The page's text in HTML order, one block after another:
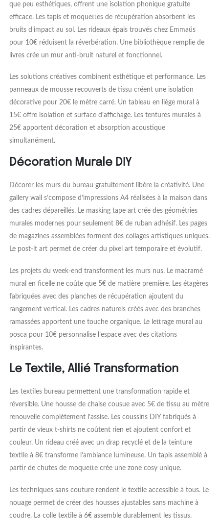
que peu esthétiques, offrent une isolation phonique gratuite
efficace. Les tapis et moquettes de récupération absorbent les
bruits d’impact au sol. Les rideaux épais trouvés chez Emmaüs
pour 10€ réduisent la réverbération. Une bibliothèque remplie de
livres crée un mur anti-bruit naturel et fonctionnel.
Les solutions créatives combinent esthétique et performance. Les
panneaux de mousse recouverts de tissu créent une isolation
décorative pour 20€ le mètre carré. Un tableau en liège mural à
15€ offre isolation et surface d’affichage. Les tentures murales à
25€ apportent décoration et absorption acoustique
simultanément.
Décoration Murale DIY
Décorer les murs du bureau gratuitement libère la créativité. Une
gallery wall s’compose d’impressions A4 réalisées à la maison dans
des cadres dépareillés. Le masking tape art crée des géométries
murales modernes pour seulement 8€ de ruban adhésif. Les pages
de magazines assemblées forment des collages artistiques uniques.
Le post-it art permet de créer du pixel art temporaire et évolutif.
Les projets du week-end transforment les murs nus. Le macramé
mural en ficelle ne coûte que 5€ de matière première. Les étagères
fabriquées avec des planches de récupération ajoutent du
rangement vertical. Les cadres naturels créés avec des branches
ramassées apportent une touche organique. Le lettrage mural au
posca pour 10€ personnalise l’espace avec des citations
inspirantes.
Le Textile, Allié Transformation
Les textiles bureau permettent une transformation rapide et
réversible. Une housse de chaise cousue avec 5€ de tissu au mètre
renouvelle complètement l’assise. Les coussins DIY fabriqués à
partir de vieux t-shirts ne coûtent rien et ajoutent confort et
couleur. Un rideau créé avec un drap recyclé et de la teinture
textile à 8€ transforme l’ambiance lumineuse. Un tapis assemblé à
partir de chutes de moquette crée une zone cosy unique.
Les techniques sans couture rendent le textile accessible à tous. Le
nouage permet de créer des housses ajustables sans machine à
coudre. La colle textile à 6€ assemble durablement les tissus.